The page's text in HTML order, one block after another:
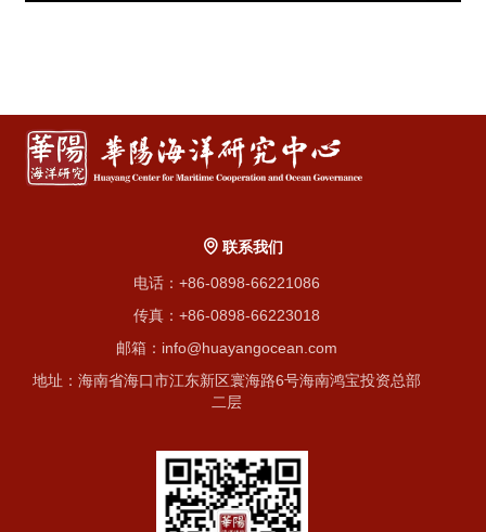
联系我们
电话：+86-0898-66221086
传真：+86-0898-66223018
邮箱：info@huayangocean.com
地址：海南省海口市江东新区寰海路6号海南鸿宝投资总部
二层